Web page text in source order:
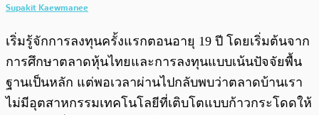
Supakit Kaewmanee
เริ่มรู้จักการลงทุนครั้งแรกตอนอายุ 19 ปี โดยเริ่มต้นจาก
การศึกษาตลาดหุ้นไทยและการลงทุนแบบเน้นปัจจัยพื้น
ฐานเป็นหลัก แต่พอเวลาผ่านไปกลับพบว่าตลาดบ้านเรา
ไม่มีอุตสาหกรรมเทคโนโลยีที่เติบโตแบบก้าวกระโดดให้